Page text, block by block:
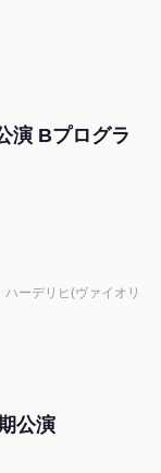
演 Bプログラ
ーデリヒ(ヴァイオリ
公演